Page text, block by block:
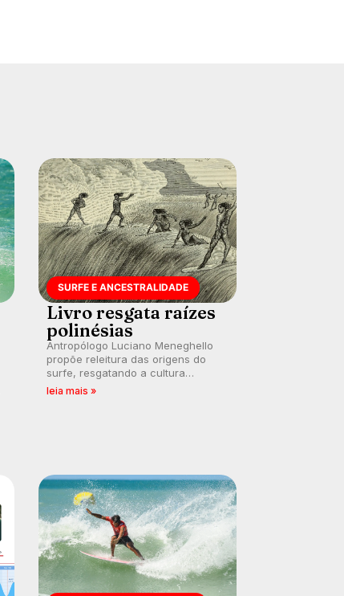
SURFE E ANCESTRALIDADE
Livro resgata raízes
polinésias
Antropólogo Luciano Meneghello
propõe releitura das origens do
surfe, resgatando a cultura
polinésia e questionando a visão
leia mais »